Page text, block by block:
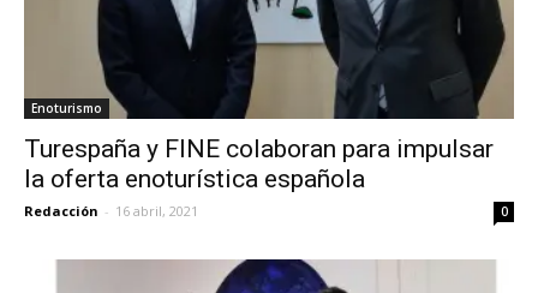
Enoturismo
Turespaña y FINE colaboran para impulsar
la oferta enoturística española
Redacción - 16 abril, 2021 0